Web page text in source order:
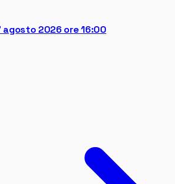
agosto 2026 ore 16:00